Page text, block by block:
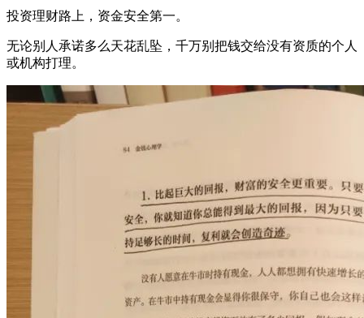
投资理财路上，资金安全第一。
无论别人承诺多么天花乱坠，千万别把钱交给没有资质的个人
或机构打理。